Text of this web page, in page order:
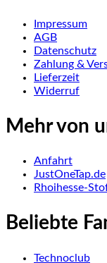
Impressum
AGB
Datenschutz
Zahlung &
Lieferzeit
Widerruf
Mehr von
Anfahrt
JustOneTap.de
Rhoihesse-
Beliebte
Technoclub